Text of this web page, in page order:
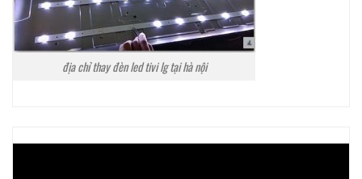
địa chỉ thay đèn led tivi lg tại hà nội